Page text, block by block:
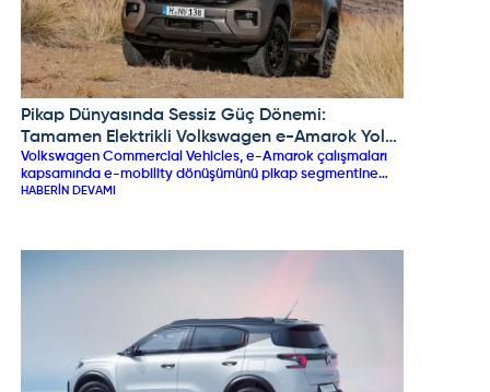
VOLKSWAGEN
Pikap Dünyasında Sessiz Güç Dönemi:
Tamamen Elektrikli Volkswagen e-Amarok Yola
Çıkmaya Hazırlanıyor!
Volkswagen Commercial Vehicles, e-Amarok çalışmaları
kapsamında e-mobility dönüşümünü pikap segmentine
taşımaya hazırlanıyor. Avustralya merkezli EV conversion
HABERIN DEVAMI